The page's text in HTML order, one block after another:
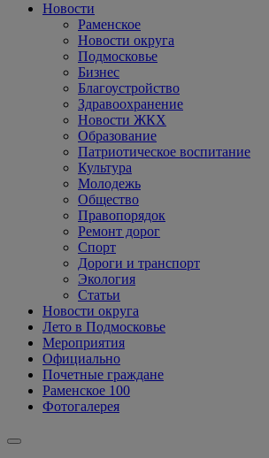
Новости
Раменское
Новости округа
Подмосковье
Бизнес
Благоустройство
Здравоохранение
Новости ЖКХ
Образование
Патриотическое воспитание
Культура
Молодежь
Общество
Правопорядок
Ремонт дорог
Спорт
Дороги и транспорт
Экология
Статьи
Новости округа
Лето в Подмосковье
Мероприятия
Официально
Почетные граждане
Раменское 100
Фотогалерея